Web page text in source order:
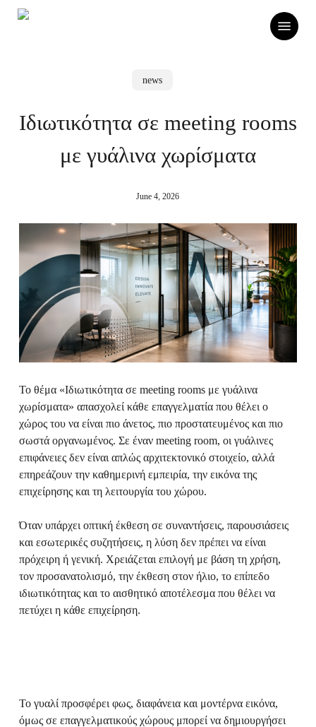
Menu
news
Ιδιωτικότητα σε meeting rooms
με γυάλινα χωρίσματα
June 4, 2026
Το θέμα «Ιδιωτικότητα σε meeting rooms με γυάλινα
χωρίσματα» απασχολεί κάθε επαγγελματία που θέλει ο
χώρος του να είναι πιο άνετος, πιο προστατευμένος και πιο
σωστά οργανωμένος. Σε έναν meeting room, οι γυάλινες
επιφάνειες δεν είναι απλώς αρχιτεκτονικό στοιχείο, αλλά
επηρεάζουν την καθημερινή εμπειρία, την εικόνα της
επιχείρησης και τη λειτουργία του χώρου.
Όταν υπάρχει οπτική έκθεση σε συναντήσεις, παρουσιάσεις
και εσωτερικές συζητήσεις, η λύση δεν πρέπει να είναι
πρόχειρη ή γενική. Χρειάζεται επιλογή με βάση τη χρήση,
τον προσανατολισμό, την έκθεση στον ήλιο, το επίπεδο
ιδιωτικότητας και το αισθητικό αποτέλεσμα που θέλει να
πετύχει η κάθε επιχείρηση.
Το γυαλί προσφέρει φως, διαφάνεια και μοντέρνα εικόνα,
όμως σε επαγγελματικούς χώρους μπορεί να δημιουργήσει